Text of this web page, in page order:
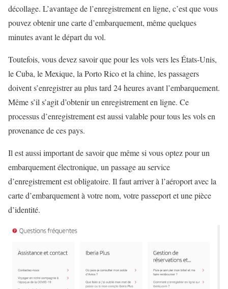
décollage. L’avantage de l’enregistrement en ligne, c’est que vous
pouvez obtenir une carte d’embarquement, même quelques
minutes avant le départ du vol.
Toutefois, vous devez savoir que pour les vols vers les États-Unis,
le Cuba, le Mexique, la Porto Rico et la chine, les passagers
doivent s’enregistrer au plus tard 24 heures avant l’embarquement.
Même s’il s’agit d’obtenir un enregistrement en ligne. Ce
processus d’enregistrement est aussi valable pour tous les vols en
provenance de ces pays.
Il est aussi important de savoir que même si vous optez pour un
embarquement électronique, un passage au service
d’enregistrement est obligatoire. Il faut arriver à l’aéroport avec la
carte d’embarquement à votre nom, votre passeport et une pièce
d’identité.